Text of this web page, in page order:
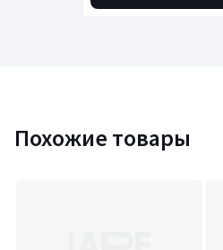
Похожие товары